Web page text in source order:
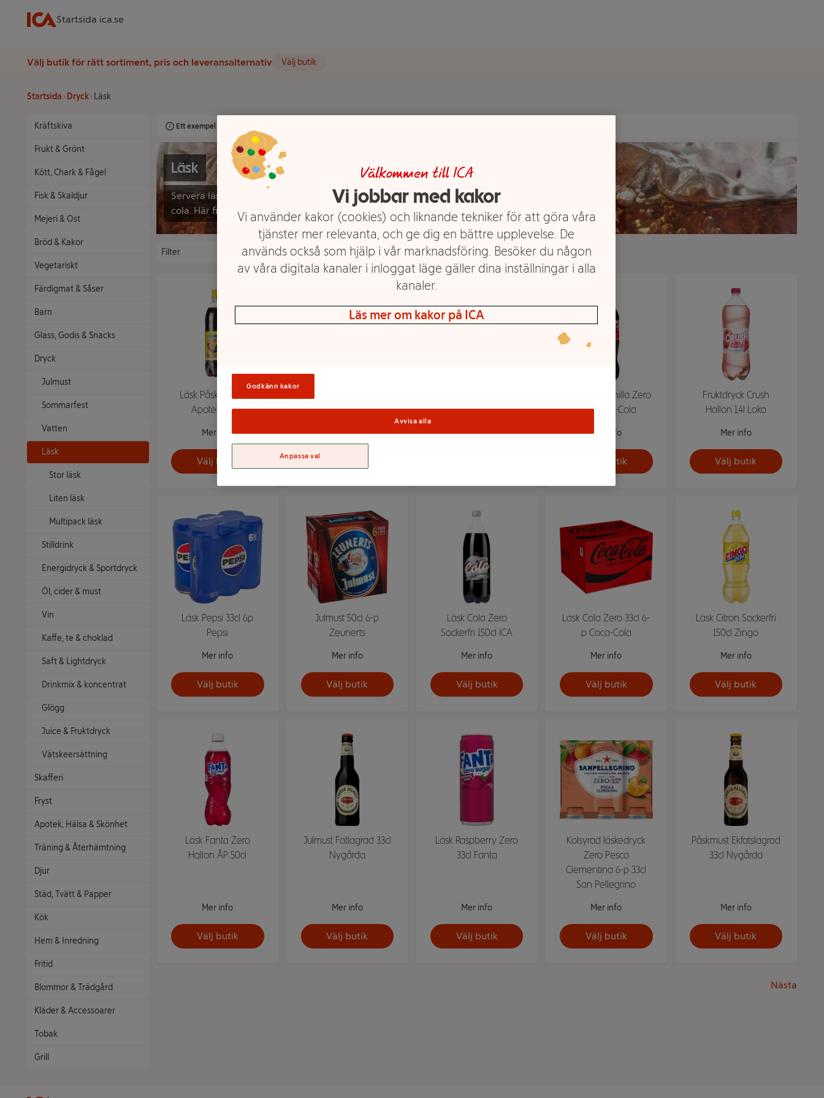
Startsida ica.se
Välj butik för rätt sortiment, pris och leveransalternativ Välj butik
Startsida Dryck Läsk
Kräftskiva
Frukt & Grönt
Kött, Chark & Fågel
Fisk & Skaldjur
Mejeri & Ost
Bröd & Kakor
Vegetariskt
Färdigmat & Såser
Barn
Glass, Godis & Snacks
Dryck
Julmust
Sommarfest
Vatten
Läsk
Stor läsk
Liten läsk
Multipack läsk
Stilldrink
Energidryck & Sportdryck
Öl, cider & must
Vin
Kaffe, te & choklad
Saft & Lightdryck
Drinkmix & koncentrat
Glögg
Juice & Fruktdryck
Vätskeersättning
Skafferi
Fryst
Apotek, Hälsa & Skönhet
Träning & Återhämtning
Djur
Städ, Tvätt & Papper
Kök
Hem & Inredning
Fritid
Blommor & Trädgård
Kläder & Accessoarer
Tobak
Grill
Ett exempel på onlinesortiment visas.
Läsk
Servera läskande dryck med smak av päron, hallon eller
cola. Här finns läsk i alla möjliga smaker.
Filter
Läsk Påskmust 50cl
Apotekarnes
Mer info
Välj butik
Zingo
Mer info
Apotekarnes
Mer info
Läsk Cola Vanilla Zero
50cl Coca-Cola
Mer info
Välj butik
Fruktdryck Crush
Hallon 1,4l Loka
Mer info
Välj butik
Läsk Pepsi 33cl 6p
Pepsi
Mer info
Välj butik
Julmust 50cl 6-p
Zeunerts
Mer info
Välj butik
Läsk Cola Zero
Sockerfri 150cl ICA
Mer info
Välj butik
Läsk Cola Zero 33cl 6-
p Coca-Cola
Mer info
Välj butik
Läsk Citron Sockerfri
150cl Zingo
Mer info
Välj butik
Läsk Fanta Zero
Hallon ÅP 50cl
Mer info
Välj butik
Julmust Fatlagrad 33cl
Nygårda
Mer info
Välj butik
Läsk Raspberry Zero
33cl Fanta
Mer info
Välj butik
Kolsyrad läskedryck
Zero Pesca
Clementina 6-p 33cl
San Pellegrino
Mer info
Välj butik
Påskmust Ekfatslagrad
33cl Nygårda
Mer info
Välj butik
Nästa
Välkommen till ICA
Vi jobbar med kakor
Vi använder kakor (cookies) och liknande tekniker för att göra våra
tjänster mer relevanta, och ge dig en bättre upplevelse. De
används också som hjälp i vår marknadsföring. Besöker du någon
av våra digitala kanaler i inloggat läge gäller dina inställningar i alla
kanaler.
Läs mer om kakor på ICA
Godkänn kakor
Avvisa alla
Anpassa val